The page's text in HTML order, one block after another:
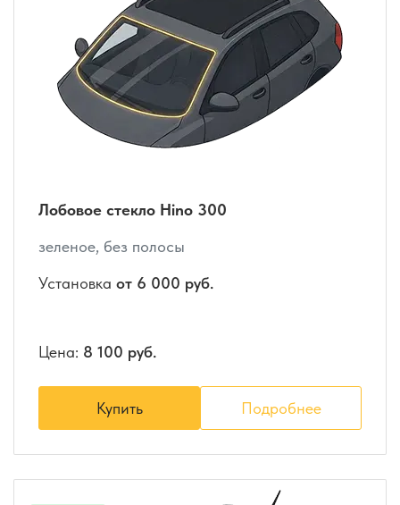
Лобовое стекло Hino 300
зеленое, без полосы
Установка от 6 000 руб.
Цена: 8 100 руб.
Купить Подробнее